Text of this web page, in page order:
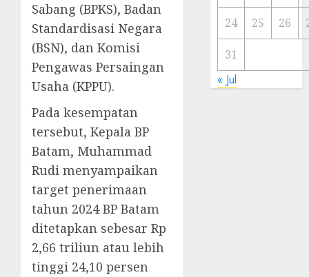
Sabang (BPKS), Badan
Standardisasi Negara
(BSN), dan Komisi
Pengawas Persaingan
Usaha (KPPU).
Pada kesempatan
tersebut, Kepala BP
Batam, Muhammad
Rudi menyampaikan
target penerimaan
tahun 2024 BP Batam
ditetapkan sebesar Rp
2,66 triliun atau lebih
tinggi 24,10 persen
24 25 26
31
« Jul